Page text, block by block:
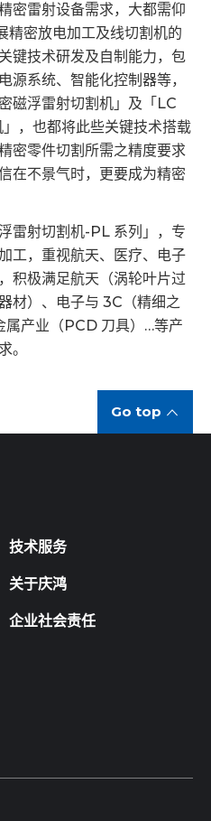
密雷射设备需求，大都需仰
精密放电加工及线切割机的
键技术研发及自制能力，包
源系统、智能化控制器等，
磁浮雷射切割机」及「LC
，也都将此些关键技术搭载
密零件切割所需之精度要求
在不景气时，更要成为精密
雷射切割机-PL 系列」，专
工，重视航天、医疗、电子
积极满足航天（涡轮叶片过
材）、电子与 3C（精细之
属产业（PCD 刀具）…等产
。
Go top
技术服务
关于庆鸿
企业社会责任